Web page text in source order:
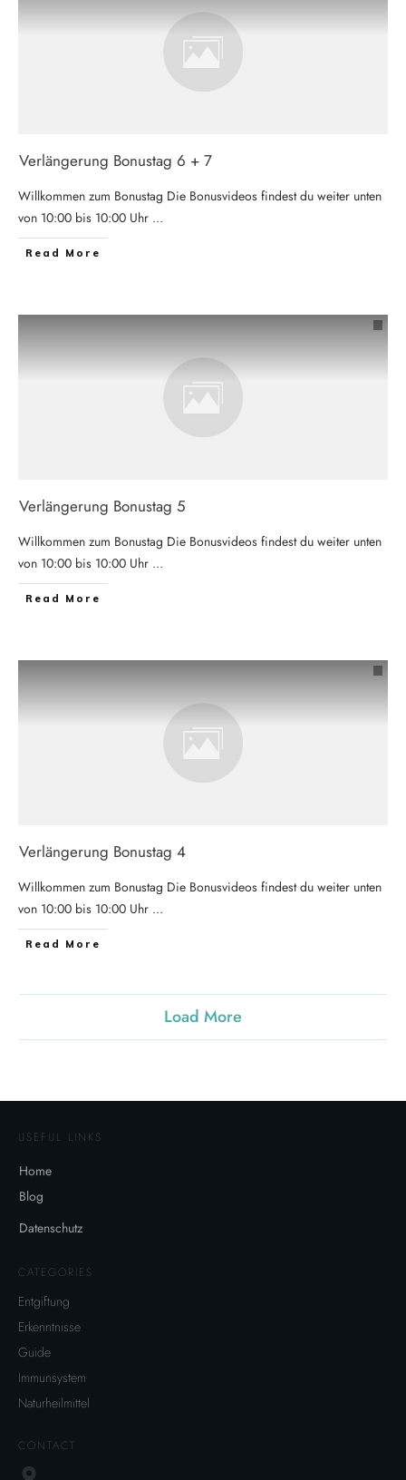
Verlängerung Bonustag 6 + 7
Willkommen zum Bonustag Die Bonusvideos findest du weiter unten
von 10:00 bis 10:00 Uhr ...
Read More
Verlängerung Bonustag 5
Willkommen zum Bonustag Die Bonusvideos findest du weiter unten
von 10:00 bis 10:00 Uhr ...
Read More
Verlängerung Bonustag 4
Willkommen zum Bonustag Die Bonusvideos findest du weiter unten
von 10:00 bis 10:00 Uhr ...
Read More
Load More
USEFUL LINKS
Home
Blog
Datenschutz
CATEGORIES
Entgiftung
Erkenntnisse
Guide
Immunsystem
Naturheilmittel
CONTACT